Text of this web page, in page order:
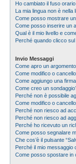
Ho cambiato il fuso
La mia lingua non è nella
Come posso mostrare
Come posso inserire un
Qual è il mio livello e
Perché quando clicco
Invio Messaggi
Come apro un
Come modifico o
Come aggiungo una
Come creo un
Perché non è possibile
Come modifico o
Perché non riesco ad
Perché non riesco ad
Perché ho ricevuto un
Come posso segnalare
Che cos’è il pulsante
Perché il mio
Come posso spostare in